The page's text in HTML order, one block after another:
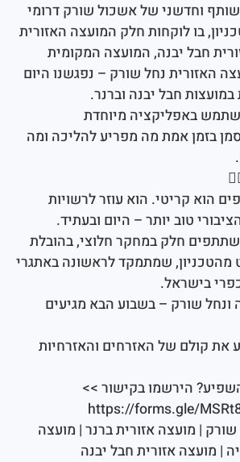
של אשכול שורק דרומי
חלק המועצה האזורית
המועצה המקומית
נחל שורק – נפגשנו היום
יבנה וברנר.
מיוחדת
מה מפריע להליכה ומה
הוא עוזר לרשויות
יותר – היום ובעתיד.
במחקר חלוצי, בהובלת
שמתמקד לראשונה באתגרי
– בשבוע הבא מגיעים
של האזרחים והאזרחיות
בקישור >>
https://
אזורית ברנר|מועצה
אזורית חבל יבנה